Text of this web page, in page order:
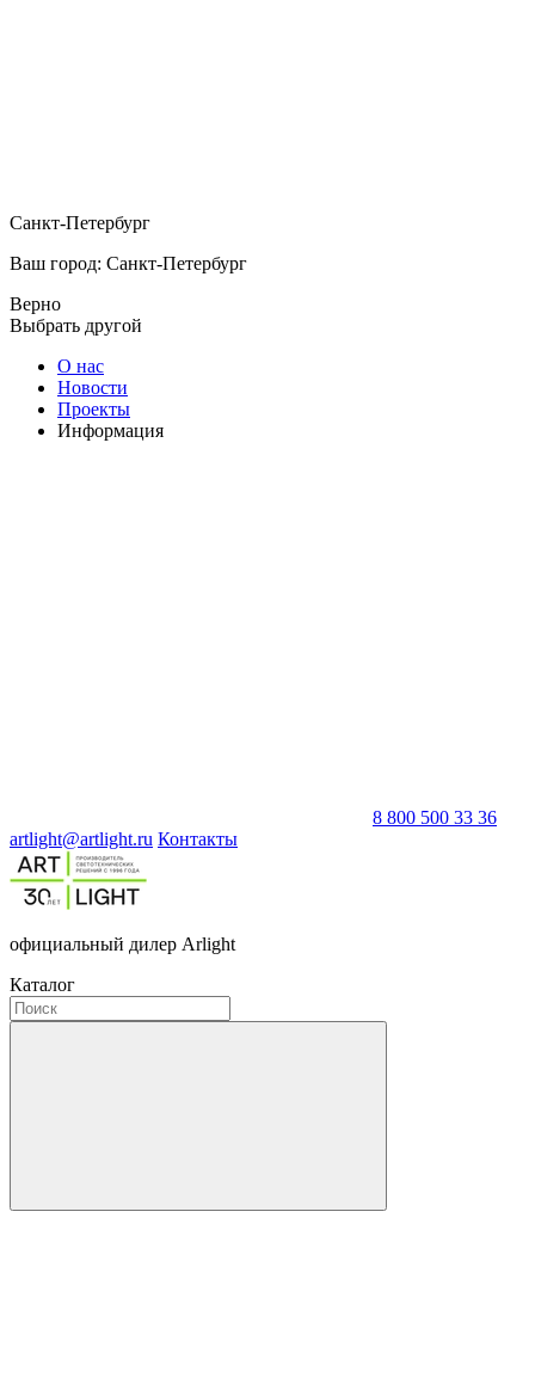
Санкт-Петербург
Ваш город: Санкт-Петербург
Верно
Выбрать другой
О нас
Новости
Проекты
Информация
8 800 500 33 36
artlight@artlight.ru Контакты
официальный дилер Arlight
Каталог